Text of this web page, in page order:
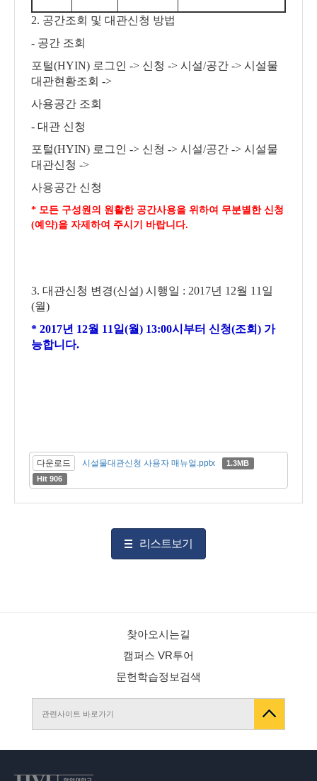
2. 공간조회 및 대관신청 방법
- 공간 조회
포털(HYIN) 로그인 -> 신청 -> 시설/공간 -> 시설물
대관현황조회 ->
사용공간 조회
- 대관 신청
포털(HYIN) 로그인 -> 신청 -> 시설/공간 -> 시설물
대관신청 ->
사용공간 신청
* 모든 구성원의 원활한 공간사용을 위하여 무분별한 신청
(예약)을 자제하여 주시기 바랍니다.
3. 대관신청 변경(신설) 시행일 : 2017년 12월 11 일
(월)
* 2017년 12월 11일(월) 13:00시부터 신청(조회) 가
능합니다.
다운로드 시설물대관신청 사용자 매뉴얼.pptx
1.3MB
Hit 906
리스트보기
찾아오시는길
캠퍼스 VR투어
문헌학습정보검색
관련사이트 바로가기